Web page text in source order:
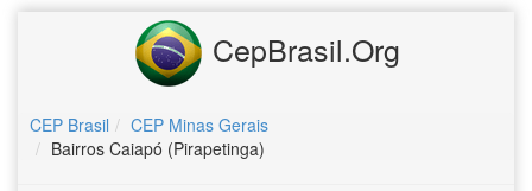
CepBrasil.Org
CEP Brasil
CEP Minas Gerais
Bairros Caiapó (Pirapetinga)